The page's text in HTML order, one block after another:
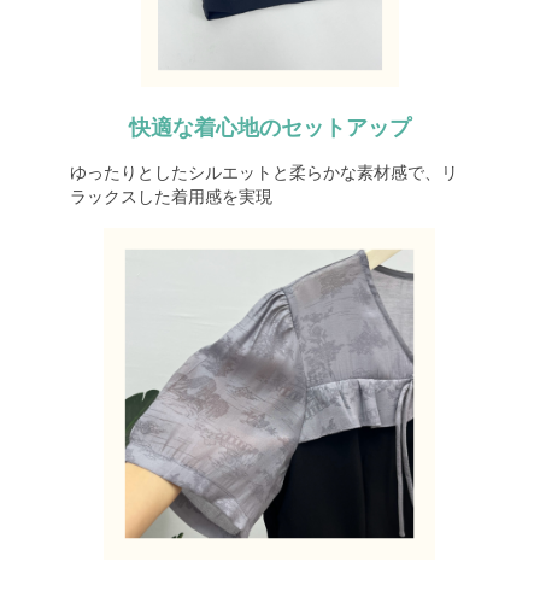
快適な着心地のセットアップ
ゆったりとしたシルエットと柔らかな素材感で、リ
ラックスした着用感を実現